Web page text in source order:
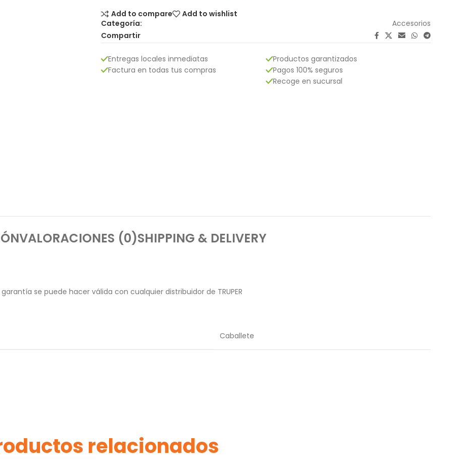
Add to compare
Add to wishlist
Categoría:
Accesorios
Compartir
Entregas locales inmediatas
Factura en todas tus compras
Productos garantizados
Pagos 100% seguros
Recoge en sucursal
VALORACIONES (0)SHIPPING & DELIVERY
se puede hacer válida con cualquier distribuidor de TRUPER
Caballete
relacionados